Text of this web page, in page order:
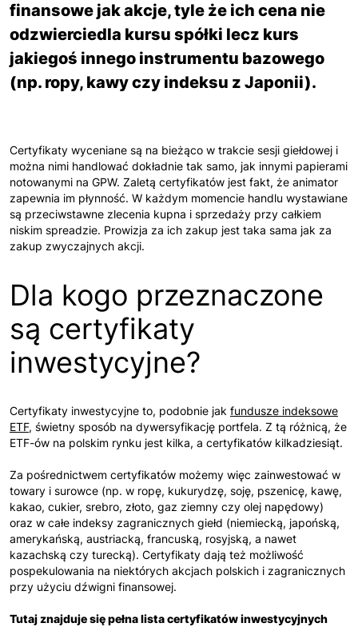
finansowe jak akcje, tyle że ich cena nie
odzwierciedla kursu spółki lecz kurs
jakiegoś innego instrumentu bazowego
(np. ropy, kawy czy indeksu z Japonii).
Certyfikaty wyceniane są na bieżąco w trakcie sesji giełdowej i
można nimi handlować dokładnie tak samo, jak innymi papierami
notowanymi na GPW. Zaletą certyfikatów jest fakt, że animator
zapewnia im płynność. W każdym momencie handlu wystawiane
są przeciwstawne zlecenia kupna i sprzedaży przy całkiem
niskim spreadzie. Prowizja za ich zakup jest taka sama jak za
zakup zwyczajnych akcji.
Dla kogo przeznaczone
są certyfikaty
inwestycyjne?
Certyfikaty inwestycyjne to, podobnie jak fundusze indeksowe
ETF, świetny sposób na dywersyfikację portfela. Z tą różnicą, że
ETF-ów na polskim rynku jest kilka, a certyfikatów kilkadziesiąt.
Za pośrednictwem certyfikatów możemy więc zainwestować w
towary i surowce (np. w ropę, kukurydzę, soję, pszenicę, kawę,
kakao, cukier, srebro, złoto, gaz ziemny czy olej napędowy)
oraz w całe indeksy zagranicznych giełd (niemiecką, japońską,
amerykańską, austriacką, francuską, rosyjską, a nawet
kazachską czy turecką). Certyfikaty dają też możliwość
pospekulowania na niektórych akcjach polskich i zagranicznych
przy użyciu dźwigni finansowej.
Tutaj znajduje się pełna lista certyfikatów inwestycyjnych